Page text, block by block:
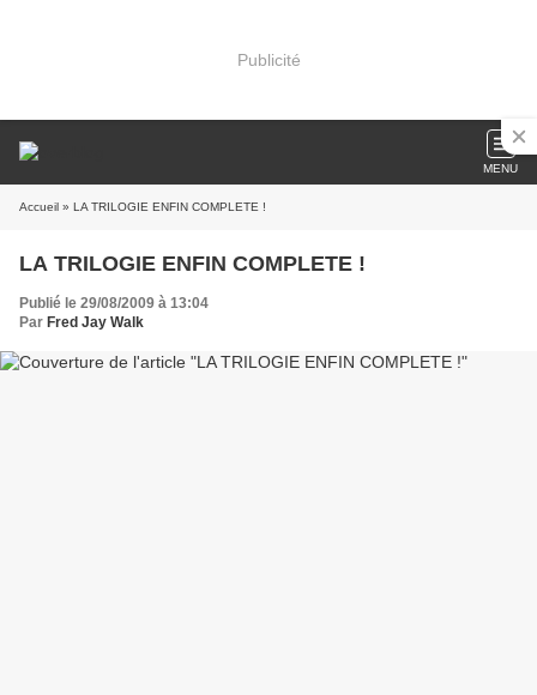
Publicité
MENU
Accueil » LA TRILOGIE ENFIN COMPLETE !
LA TRILOGIE ENFIN COMPLETE !
Publié le 29/08/2009 à 13:04
Par Fred Jay Walk